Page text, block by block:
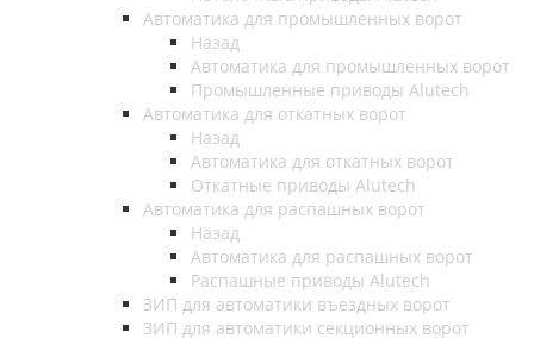
Автоматика для промышленных ворот
Назад
Автоматика для промышленных ворот
Промышленные приводы Alutech
Автоматика для откатных ворот
Назад
Автоматика для откатных ворот
Откатные приводы Alutech
Автоматика для распашных ворот
Назад
Автоматика для распашных ворот
Распашные приводы Alutech
ЗИП для автоматики въездных ворот
ЗИП для автоматики секционных ворот